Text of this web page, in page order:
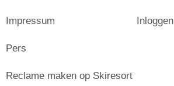
Impressum
Pers
Inloggen
Reclame maken op Skiresort